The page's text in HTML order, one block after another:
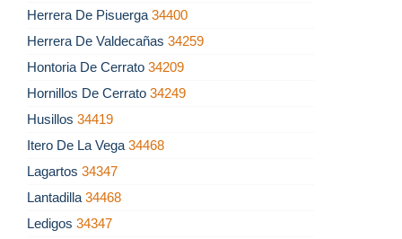
Herrera De Pisuerga 34400
Herrera De Valdecañas 34259
Hontoria De Cerrato 34209
Hornillos De Cerrato 34249
Husillos 34419
Itero De La Vega 34468
Lagartos 34347
Lantadilla 34468
Ledigos 34347